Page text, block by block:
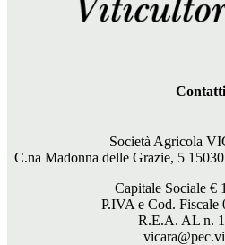
Contatti
Società Agricola
C.na Madonna delle Grazie, 5
Capitale Sociale €
P.IVA e Cod. Fiscale
R.E.A. AL n.